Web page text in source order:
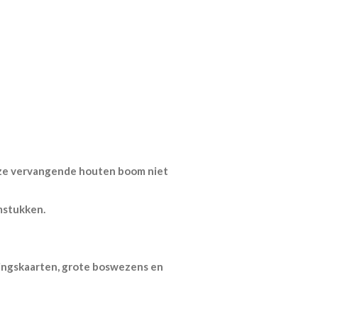
vervangende houten boom niet
grote boswezens en